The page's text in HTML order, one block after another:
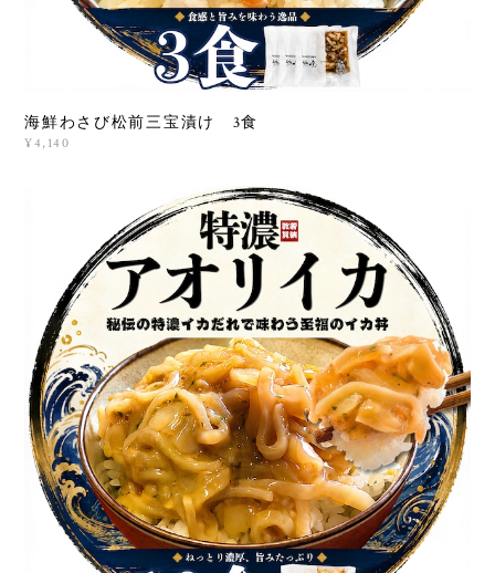
海鮮わさび松前三宝漬け 3食
¥4,140